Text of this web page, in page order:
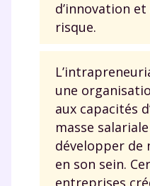
d’innovation
risque.
une
aux capacités
masse
développer de
en son sein.
entreprises